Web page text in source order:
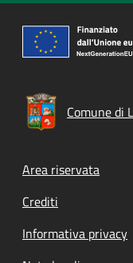
Comune di
Footer
Area riservata
Crediti
Informativa privacy